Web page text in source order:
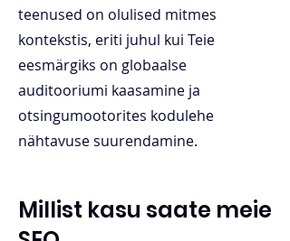
teenused on olulised mitmes
kontekstis, eriti juhul kui Teie
eesmärgiks on globaalse
auditooriumi kaasamine ja
otsingumootorites kodulehe
nähtavuse suurendamine.
Millist kasu saate meie